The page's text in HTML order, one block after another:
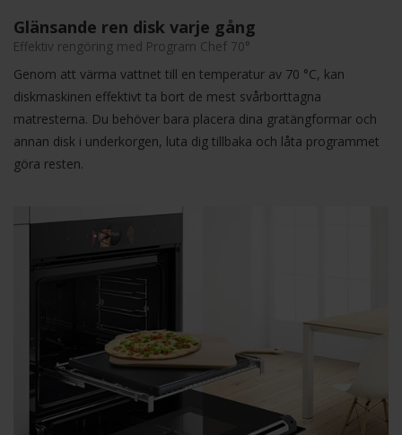
Glänsande ren disk varje gång
Effektiv rengöring med Program Chef 70°
Genom att värma vattnet till en temperatur av 70 °C, kan
diskmaskinen effektivt ta bort de mest svårborttagna
matresterna. Du behöver bara placera dina gratängformar och
annan disk i underkorgen, luta dig tillbaka och låta programmet
göra resten.